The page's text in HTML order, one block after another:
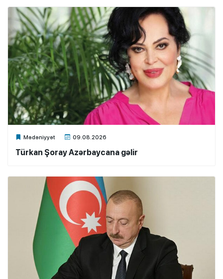
Mədəniyyət 09.08.2026
Xalq.Online
Türkan Şoray Azərbaycana gəlir